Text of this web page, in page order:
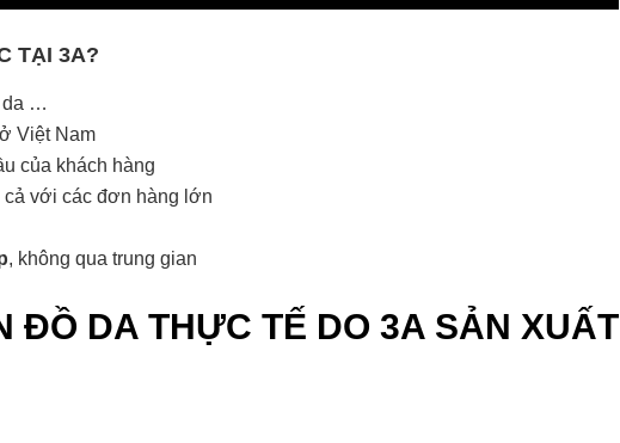
TẠI 3A?
da …
Việt Nam
của khách hàng
cả với các đơn hàng lớn
, không qua trung gian
ĐỒ DA THỰC TẾ DO 3A SẢN XUẤT